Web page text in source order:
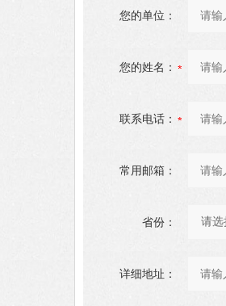
您的单位：
您的姓名：
联系电话：
常用邮箱：
省份：
详细地址：